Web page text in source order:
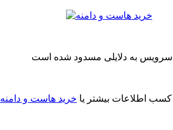
سرویس به دلایلی مسدود شده است
اطلاعات بیشتر یا خرید هاست و دامنه